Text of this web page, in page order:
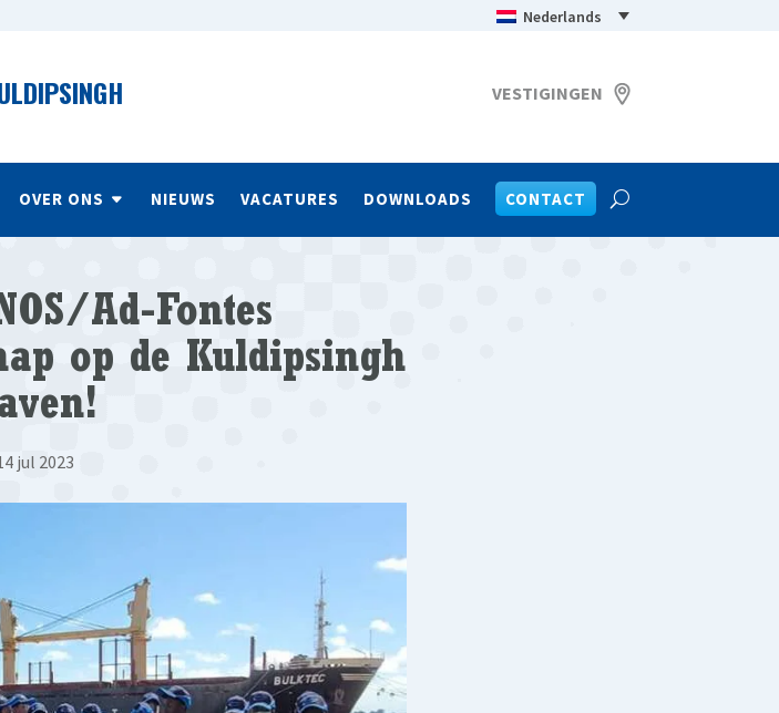
Nederlands
VESTIGINGEN
OVER ONS NIEUWS VACATURES DOWNLOADS CONTACT
Ad-Fontes
op de Kuldipsingh
jul 2023